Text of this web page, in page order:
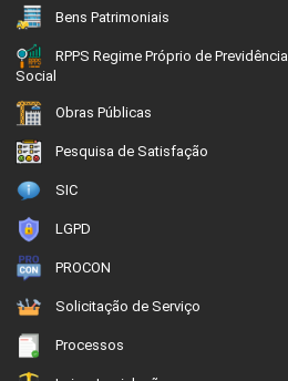
Bens Patrimoniais
RPPS Regime Próprio de Previdência
Social
Obras Públicas
Pesquisa de Satisfação
SIC
LGPD
PROCON
Solicitação de Serviço
Processos